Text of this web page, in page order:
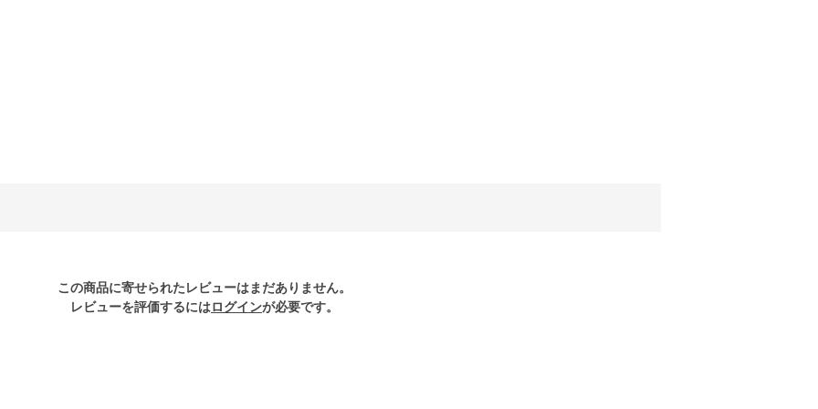
この商品に寄せられたレビューはまだありません。
レビューを評価するにはログインが必要です。